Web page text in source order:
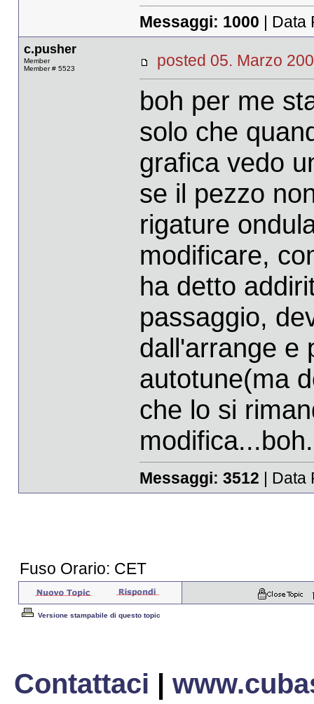
Messaggi: 1000 | Data
c.pusher
Member
Member # 5523
posted 05. Marzo
boh per me
solo che
grafica vedo
se il pezzo
rigature
modificare,
ha detto
passaggio,
dall'arrange e
autotune(ma
che lo si
Messaggi: 3512 | Data
Fuso Orario: CET
Versione stampabile di questo topic
Contattaci |